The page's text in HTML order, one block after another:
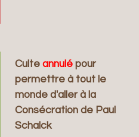
Culteannulé pour
permettre à tout le
monde d'aller à la
Consécration de Paul
Schalck